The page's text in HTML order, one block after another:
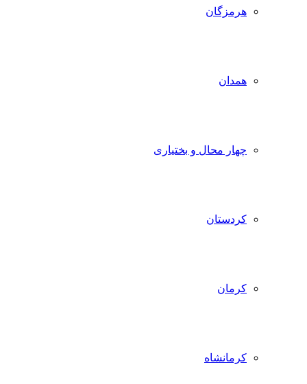
هرمزگان
همدان
چهار محال و بختیاری
کردستان
کرمان
کرمانشاه